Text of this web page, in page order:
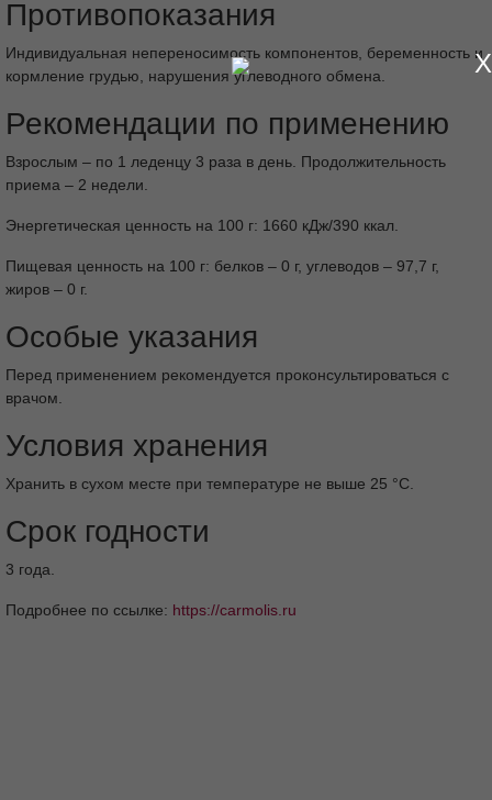
Противопоказания
Индивидуальная непереносимость компонентов, беременность и
кормление грудью, нарушения углеводного обмена.
Рекомендации по применению
Взрослым – по 1 леденцу 3 раза в день. Продолжительность
приема – 2 недели.
Энергетическая ценность на 100 г: 1660 кДж/390 ккал.
Пищевая ценность на 100 г: белков – 0 г, углеводов – 97,7 г,
жиров – 0 г.
Особые указания
Перед применением рекомендуется проконсультироваться с
врачом.
Условия хранения
Хранить в сухом месте при температуре не выше 25 °С.
Срок годности
3 года.
Подробнее по ссылке: https://carmolis.ru
X